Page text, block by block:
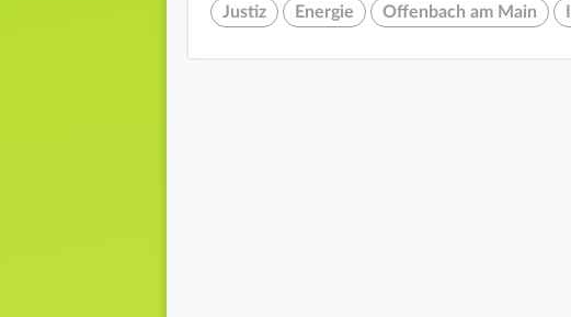
Justiz Energie Offenbach am Main